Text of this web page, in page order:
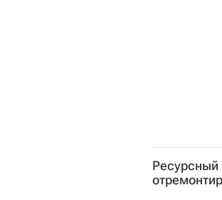
Ресурсный